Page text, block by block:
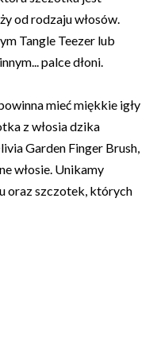
od rodzaju włosów.
Tangle Teezer lub
palce dłoni.
mieć miękkie igły
z włosia dzika
Garden Finger Brush,
włosie. Unikamy
oraz szczotek, których